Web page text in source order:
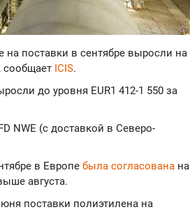
поставки в сентябре выросли на
сообщает ICIS.
до уровня EUR1 412-1 550 за
NWE (с доставкой в Северо-
в Европе была согласована на
августа.
поставки полиэтилена на